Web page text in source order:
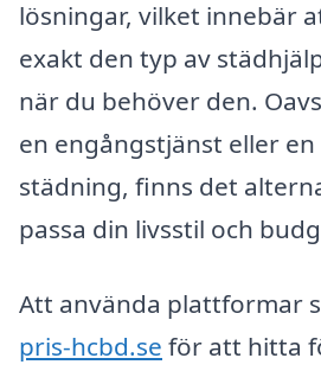
lösningar, vilket innebär
exakt den typ av
när du behöver den.
en engångstjänst eller
städning, finns det
passa din livsstil och
Att använda plattformar
pris-hcbd.se för att hitta